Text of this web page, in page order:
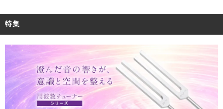
特集